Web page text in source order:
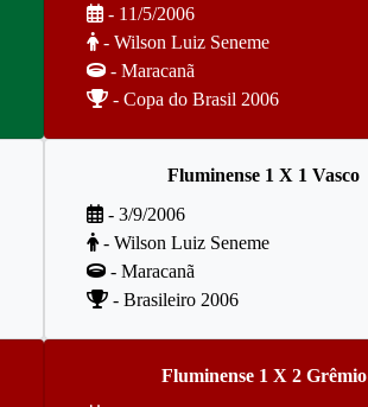
- 11/5/2006
- Wilson Luiz Seneme
- Maracanã
- Copa do Brasil 2006
Fluminense 1 X 1 Vasco
- 3/9/2006
- Wilson Luiz Seneme
- Maracanã
- Brasileiro 2006
Fluminense 1 X 2 Grêmio